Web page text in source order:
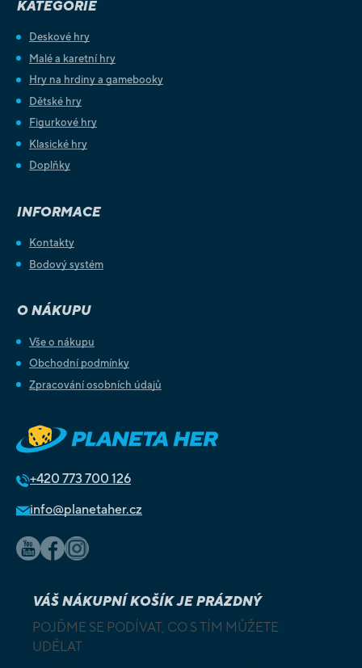
KATEGORIE
Deskové hry
Malé a karetní hry
Hry na hrdiny a gamebooky
Dětské hry
Figurkové hry
Klasické hry
Doplňky
INFORMACE
Kontakty
Bodový systém
O NÁKUPU
Vše o nákupu
Obchodní podmínky
Zpracování osobních údajů
+420 773 700 126
info@planetaher.cz
VÁŠ NÁKUPNÍ KOŠÍK JE PRÁZDNÝ
POJĎME SE PODÍVAT, CO S TÍM MŮŽETE
UDĚLAT